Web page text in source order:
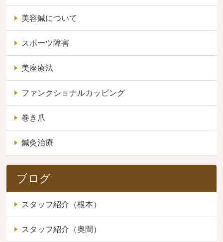
美容鍼について
スポーツ障害
美座療法
ファンクショナルカッピング
巻き爪
鍼灸治療
ブログ
スタッフ紹介（根本）
スタッフ紹介（奥間）